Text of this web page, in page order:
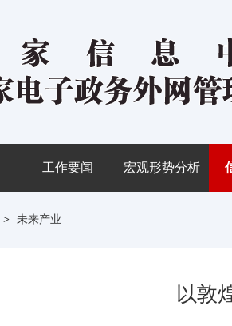
工作要闻 宏观形势分析
> 未来产业
以敦